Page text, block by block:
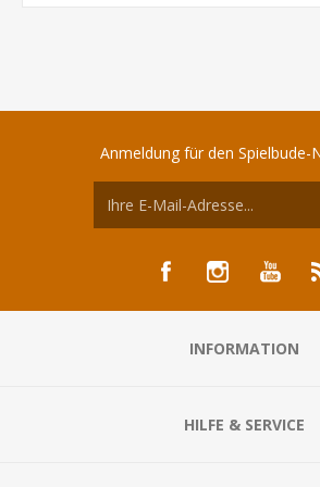
Anmeldung für den Spielbude-
INFORMATION
HILFE & SERVICE